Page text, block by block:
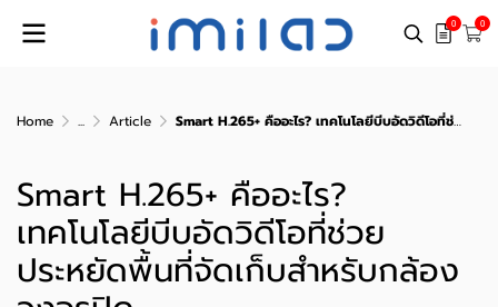
0 0
Home ... Article Smart H.265+ คืออะไร? เทคโนโลยีบีบอัดวิดีโอที่ช่วยประหยัดพื้นที่จัดเก็บสำหรับกล้องวงจรปิด
Smart H.265+ คืออะไร?
เทคโนโลยีบีบอัดวิดีโอที่ช่วย
ประหยัดพื้นที่จัดเก็บสำหรับกล้อง